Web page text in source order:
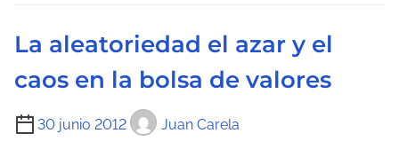
c
t
r
La aleatoriedad el azar y el
caos en la bolsa de valores
30 junio 2012 Juan Carela
T